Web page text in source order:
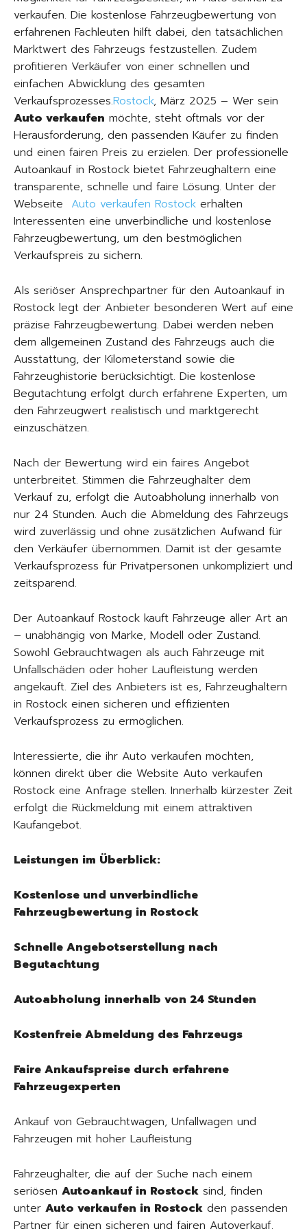
verkaufen. Die kostenlose Fahrzeugbewertung von
erfahrenen Fachleuten hilft dabei, den tatsächlichen
Marktwert des Fahrzeugs festzustellen. Zudem
profitieren Verkäufer von einer schnellen und
einfachen Abwicklung des gesamten
Verkaufsprozesses.Rostock, März 2025 – Wer sein
Auto verkaufen möchte, steht oftmals vor der
Herausforderung, den passenden Käufer zu finden
und einen fairen Preis zu erzielen. Der professionelle
Autoankauf in Rostock bietet Fahrzeughaltern eine
transparente, schnelle und faire Lösung. Unter der
Webseite Auto verkaufen Rostock erhalten
Interessenten eine unverbindliche und kostenlose
Fahrzeugbewertung, um den bestmöglichen
Verkaufspreis zu sichern.
Als seriöser Ansprechpartner für den Autoankauf in
Rostock legt der Anbieter besonderen Wert auf eine
präzise Fahrzeugbewertung. Dabei werden neben
dem allgemeinen Zustand des Fahrzeugs auch die
Ausstattung, der Kilometerstand sowie die
Fahrzeughistorie berücksichtigt. Die kostenlose
Begutachtung erfolgt durch erfahrene Experten, um
den Fahrzeugwert realistisch und marktgerecht
einzuschätzen.
Nach der Bewertung wird ein faires Angebot
unterbreitet. Stimmen die Fahrzeughalter dem
Verkauf zu, erfolgt die Autoabholung innerhalb von
nur 24 Stunden. Auch die Abmeldung des Fahrzeugs
wird zuverlässig und ohne zusätzlichen Aufwand für
den Verkäufer übernommen. Damit ist der gesamte
Verkaufsprozess für Privatpersonen unkompliziert und
zeitsparend.
Der Autoankauf Rostock kauft Fahrzeuge aller Art an
– unabhängig von Marke, Modell oder Zustand.
Sowohl Gebrauchtwagen als auch Fahrzeuge mit
Unfallschäden oder hoher Laufleistung werden
angekauft. Ziel des Anbieters ist es, Fahrzeughaltern
in Rostock einen sicheren und effizienten
Verkaufsprozess zu ermöglichen.
Interessierte, die ihr Auto verkaufen möchten,
können direkt über die Website Auto verkaufen
Rostock eine Anfrage stellen. Innerhalb kürzester Zeit
erfolgt die Rückmeldung mit einem attraktiven
Kaufangebot.
Leistungen im Überblick:
Kostenlose und unverbindliche
Fahrzeugbewertung in Rostock
Schnelle Angebotserstellung nach
Begutachtung
Autoabholung innerhalb von 24 Stunden
Kostenfreie Abmeldung des Fahrzeugs
Faire Ankaufspreise durch erfahrene
Fahrzeugexperten
Ankauf von Gebrauchtwagen, Unfallwagen und
Fahrzeugen mit hoher Laufleistung
Fahrzeughalter, die auf der Suche nach einem
seriösen Autoankauf in Rostock sind, finden
unter Auto verkaufen in Rostock den passenden
Partner für einen sicheren und fairen Autoverkauf.